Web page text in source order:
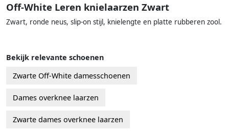
Off-White Leren knielaarzen Zwart
Zwart, ronde neus, slip-on stijl, knielengte en platte rubberen zool.
Bekijk relevante schoenen
Zwarte Off-White damesschoenen
Dames overknee laarzen
Zwarte dames overknee laarzen